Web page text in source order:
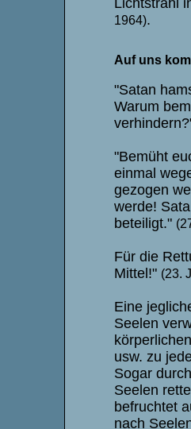
1964).
Auf uns
"Satan
Warum
"Bemüht
einmal
gezogen
werde!
beteiligt."
Für die
Mittel!" (23.
Eine
Seelen
usw. zu
Sogar
Seelen
befruchtet
nach